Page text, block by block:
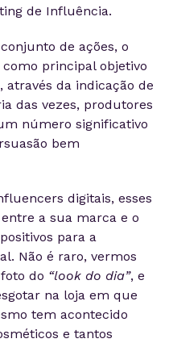
de Influência.
de ações, o
principal objetivo
da indicação de
das vezes, produtores
número significativo
bem
digitais, esses
a sua marca e o
para a
Não é raro, vermos
do “look do dia”, e
na loja em que
tem acontecido
e tantos